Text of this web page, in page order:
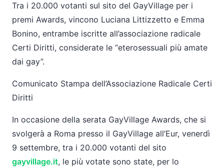
Tra i 20.000 votanti sul sito del GayVillage per i
premi Awards, vincono Luciana Littizzetto e Emma
Bonino, entrambe iscritte all’associazione radicale
Certi Diritti, considerate le “eterosessuali più amate
dai gay”.
Comunicato Stampa dell’Associazione Radicale Certi
Diritti
In occasione della serata GayVillage Awards, che si
svolgerà a Roma presso il GayVillage all’Eur, venerdì
9 settembre, tra i 20.000 votanti del sito
gayvillage.it, le più votate sono state, per lo